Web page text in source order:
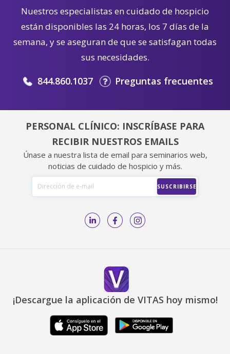
Nuestros especialistas en cuidado de hospicio
están disponibles las 24 horas, los 7 días de la
semana, y se aseguran de que se satisfagan todas
sus necesidades.
844.860.1037 Preguntas frecuentes
PERSONAL CLÍNICO: INSCRÍBASE PARA
RECIBIR NUESTROS EMAILS
Únase a nuestra lista de email para seminarios web,
noticias de cuidado de hospicio y más.
¡Descargue la aplicación de VITAS hoy mismo!